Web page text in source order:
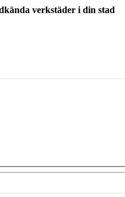
verkstäder i din stad